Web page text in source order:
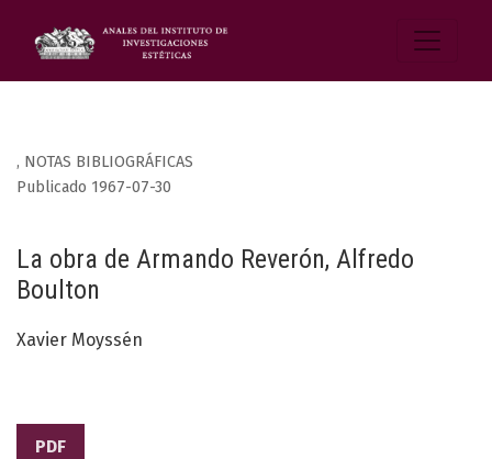
, NOTAS BIBLIOGRÁFICAS
La obra de Armando Reverón, Alfredo
Boulton
Publicado 1967-07-30
Xavier Moyssén
PDF